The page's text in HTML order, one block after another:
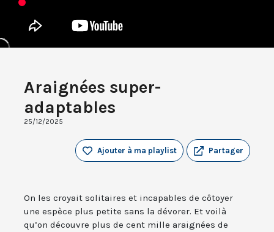
Araignées super-
adaptables
25/12/2025
Partager
Ajouter à ma playlist
On les croyait solitaires et incapables de côtoyer
une espèce plus petite sans la dévorer. Et voilà
qu’on découvre plus de cent mille araignées de